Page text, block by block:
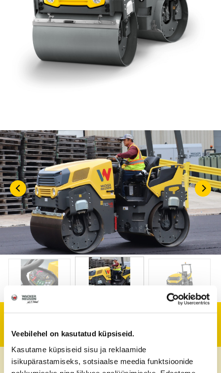
Veebilehel on kasutatud küpsiseid.
Kasutame küpsiseid sisu ja reklaamide
isikupärastamiseks, sotsiaalse meedia funktsioonide
MEIST
KONTAKT
Maks. kiirus 11 km/h